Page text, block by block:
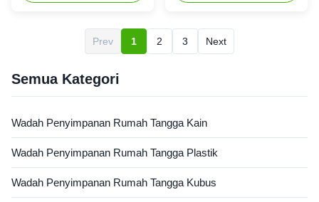
Tingkat yang Fleksibel
penyimpanan ramping bergulir
(Dimensi: 14.8" L x 5.3" W
menghemat ruang dan
transportasi yang mudah...
dan pp. Ini dapat menahan
dapat ditempatkan di mana
pun Anda perlu
Prev 1 2 3 Next
Semua Kategori
Wadah Penyimpanan Rumah Tangga Kain
Wadah Penyimpanan Rumah Tangga Plastik
Wadah Penyimpanan Rumah Tangga Kubus